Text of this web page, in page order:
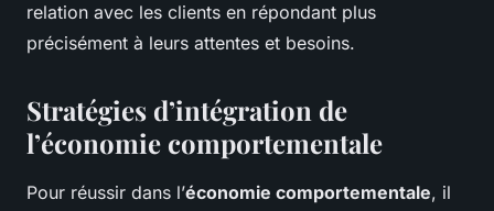
relation avec les clients en répondant plus
précisément à leurs attentes et besoins.
Stratégies d’intégration de
l’économie comportementale
Pour réussir dans l’économie comportementale, il